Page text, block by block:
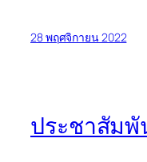
28 พฤศจิกายน 2022
ประชาสัมพั